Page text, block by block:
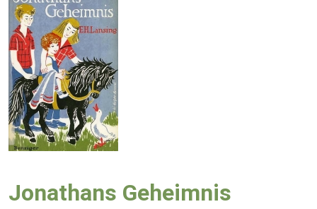
Jonathans Geheimnis